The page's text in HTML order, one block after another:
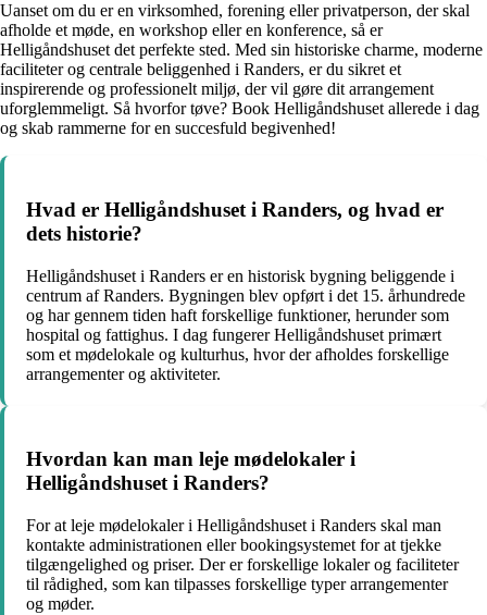
Uanset om du er en virksomhed, forening eller privatperson, der skal
afholde et møde, en workshop eller en konference, så er
Helligåndshuset det perfekte sted. Med sin historiske charme, moderne
faciliteter og centrale beliggenhed i Randers, er du sikret et
inspirerende og professionelt miljø, der vil gøre dit arrangement
uforglemmeligt. Så hvorfor tøve? Book Helligåndshuset allerede i dag
og skab rammerne for en succesfuld begivenhed!
Hvad er Helligåndshuset i Randers, og hvad er
dets historie?
Helligåndshuset i Randers er en historisk bygning beliggende i
centrum af Randers. Bygningen blev opført i det 15. århundrede
og har gennem tiden haft forskellige funktioner, herunder som
hospital og fattighus. I dag fungerer Helligåndshuset primært
som et mødelokale og kulturhus, hvor der afholdes forskellige
arrangementer og aktiviteter.
Hvordan kan man leje mødelokaler i
Helligåndshuset i Randers?
For at leje mødelokaler i Helligåndshuset i Randers skal man
kontakte administrationen eller bookingsystemet for at tjekke
tilgængelighed og priser. Der er forskellige lokaler og faciliteter
til rådighed, som kan tilpasses forskellige typer arrangementer
og møder.